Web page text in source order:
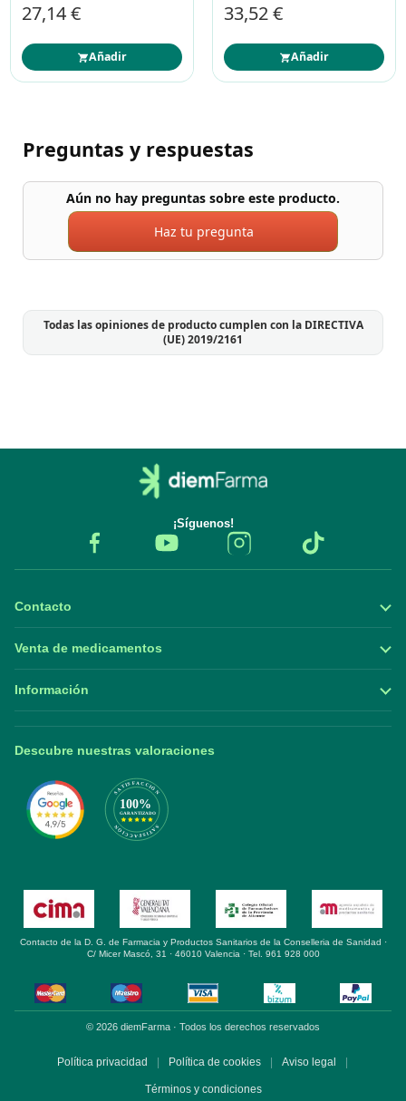
27,14 €
Añadir
33,52 €
Añadir
Preguntas y respuestas
Aún no hay preguntas sobre este producto.
Haz tu pregunta
Todas las opiniones de producto cumplen con la DIRECTIVA
(UE) 2019/2161
¡Síguenos!
Contacto
Venta de medicamentos
Información
Descubre nuestras valoraciones
Contacto de la D. G. de Farmacia y Productos Sanitarios de la Conselleria de Sanidad ·
C/ Micer Mascó, 31 · 46010 Valencia · Tel. 961 928 000
© 2026 diemFarma · Todos los derechos reservados
Política privacidad | Política de cookies | Aviso legal |
Términos y condiciones